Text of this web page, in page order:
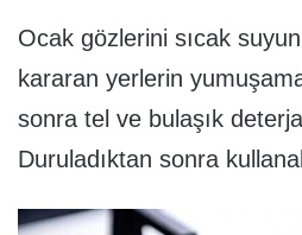
Ocak gözlerini sıcak
kararan yerlerin
sonra tel ve bulaşık
Duruladıktan sonra